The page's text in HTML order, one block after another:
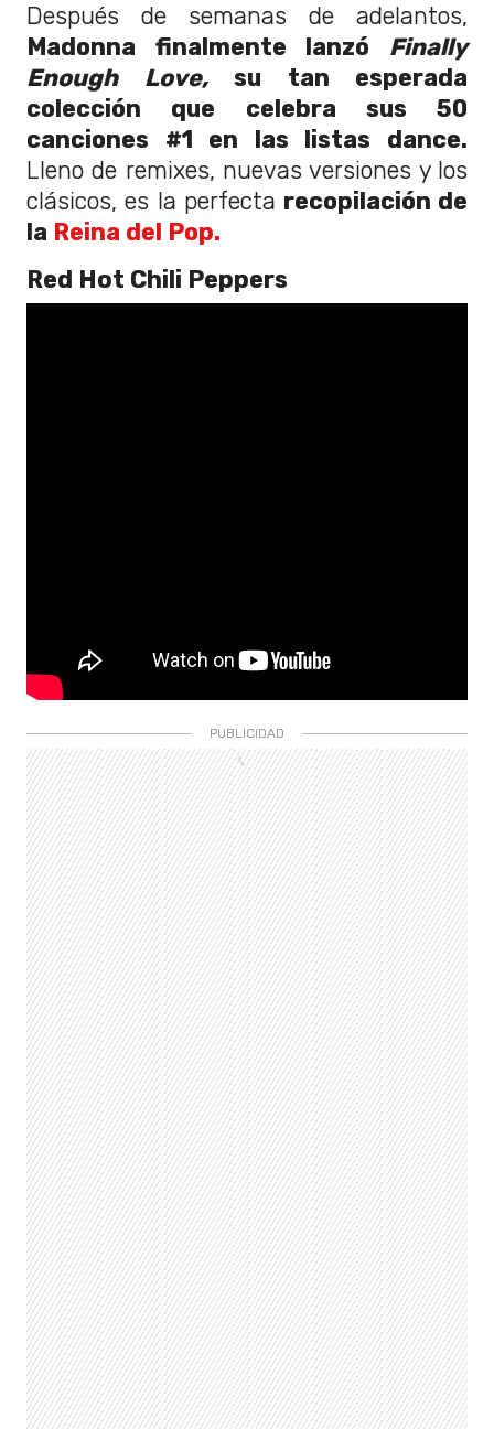
Después de semanas de adelantos,
Madonna finalmente lanzó Finally
Enough Love, su tan esperada
colección que celebra sus 50
canciones #1 en las listas dance.
Lleno de remixes, nuevas versiones y los
clásicos, es la perfecta recopilación de
la Reina del Pop.
Red Hot Chili Peppers